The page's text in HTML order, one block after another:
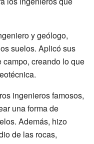
y geólogo,
suelos. Aplicó sus
creando lo que
ingenieros famosos,
una forma de
Además, hizo
de las rocas,